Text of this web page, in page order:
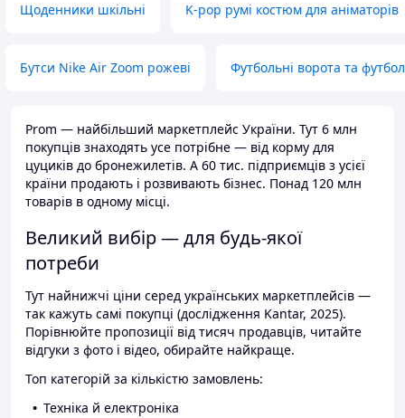
Щоденники шкільні K-pop румі костюм для аніматорів
Бутси Nike Air Zoom рожеві Футбольні ворота та
Prom — найбільший маркетплейс України. Тут 6 млн
покупців знаходять усе потрібне — від корму для
цуциків до бронежилетів. А 60 тис. підприємців з усієї
країни продають і розвивають бізнес. Понад 120 млн
товарів в одному місці.
Великий вибір — для будь-якої
потреби
Тут найнижчі ціни серед українських маркетплейсів —
так кажуть самі покупці (дослідження Kantar, 2025).
Порівнюйте пропозиції від тисяч продавців, читайте
відгуки з фото і відео, обирайте найкраще.
Топ категорій за кількістю замовлень:
Техніка й електроніка